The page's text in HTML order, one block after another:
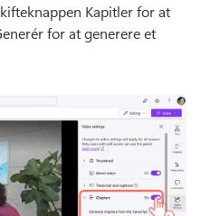
Kapitler for at
for at generere et